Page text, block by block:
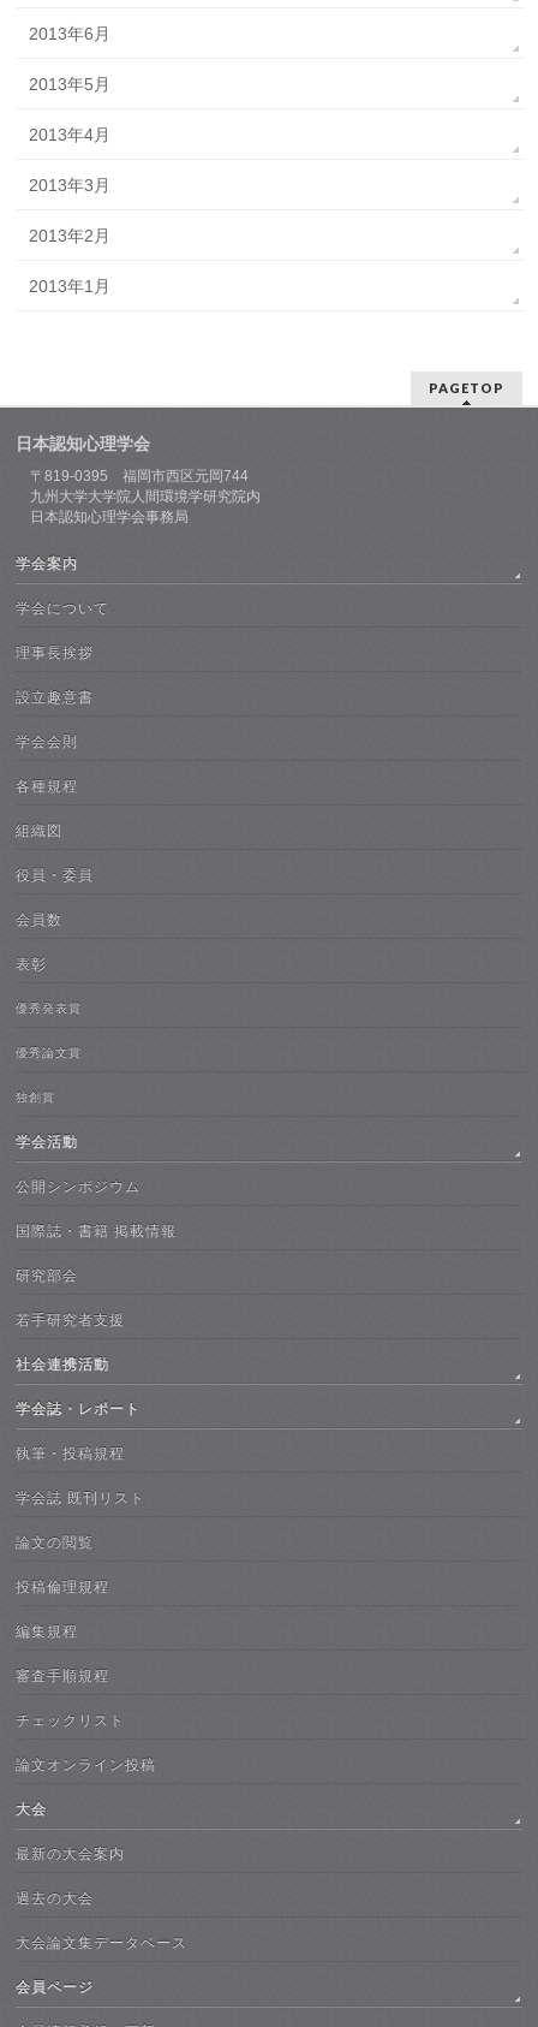
2013年6月
2013年5月
2013年4月
2013年3月
2013年2月
2013年1月
PAGETOP
日本認知心理学会
〒819-0395 福岡市西区元岡744
九州大学大学院人間環境学研究院内
日本認知心理学会事務局
学会案内
学会について
理事長挨拶
設立趣意書
学会会則
各種規程
組織図
役員・委員
会員数
表彰
優秀発表賞
優秀論文賞
独創賞
学会活動
公開シンポジウム
国際誌・書籍 掲載情報
研究部会
若手研究者支援
社会連携活動
学会誌・レポート
執筆・投稿規程
学会誌 既刊リスト
論文の閲覧
投稿倫理規程
編集規程
審査手順規程
チェックリスト
論文オンライン投稿
大会
最新の大会案内
過去の大会
大会論文集データベース
会員ページ